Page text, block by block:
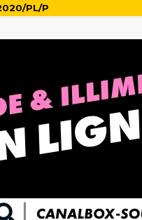
PL/P